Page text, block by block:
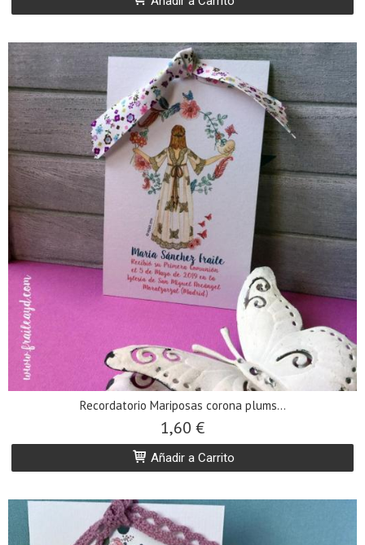
Recordatorio Mariposas corona plums...
1,60 €
Añadir a Carrito